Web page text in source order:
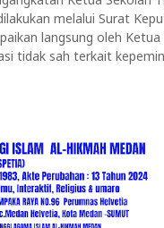
melalui Surat
langsung oleh
tidak sah terkait